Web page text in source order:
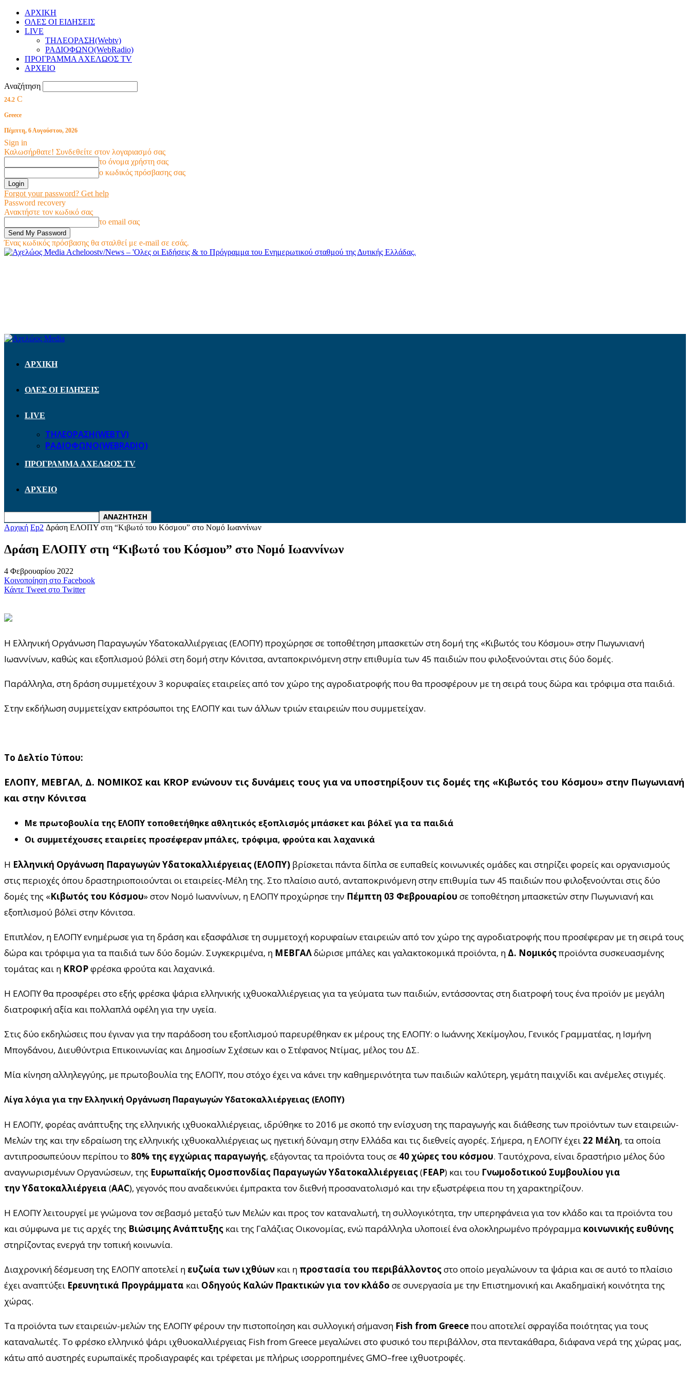
ΑΡΧΙΚΗ
ΟΛΕΣ ΟΙ ΕΙΔΗΣΕΙΣ
LIVE
ΤΗΛΕΟΡΑΣΗ(Webtv)
ΡΑΔΙΟΦΩΝΟ(WebRadio)
ΠΡΟΓΡΑΜΜΑ ΑΧΕΛΩΟΣ TV
ΑΡΧΕΙΟ
Αναζήτηση
24.2 C
Greece
Πέμπτη, 6 Αυγούστου, 2026
Sign in
Καλωσήρθατε! Συνδεθείτε στον λογαριασμό σας
το όνομα χρήστη σας
ο κωδικός πρόσβασης σας
Forgot your password? Get help
Password recovery
Ανακτήστε τον κωδικό σας
το email σας
Ένας κωδικός πρόσβασης θα σταλθεί με e-mail σε εσάς.
Acheloostv/News – 'Ολες οι Ειδήσεις & το Πρόγραμμα του Ενημερωτικού σταθμού της Δυτικής Ελλάδας.
ΑΡΧΙΚΗ
ΟΛΕΣ ΟΙ ΕΙΔΗΣΕΙΣ
LIVE
ΤΗΛΕΟΡΑΣΗ(WEBTV)
ΡΑΔΙΟΦΩΝΟ(WEBRADIO)
ΠΡΟΓΡΑΜΜΑ ΑΧΕΛΩΟΣ TV
ΑΡΧΕΙΟ
Αρχική Ep2 Δράση ΕΛΟΠΥ στη “Κιβωτό του Κόσμου” στο Νομό Ιωαννίνων
Δράση ΕΛΟΠΥ στη “Κιβωτό του Κόσμου” στο Νομό Ιωαννίνων
4 Φεβρουαρίου 2022
Κοινοποίηση στο Facebook
Κάντε Tweet στο Twitter
Η Ελληνική Οργάνωση Παραγωγών Υδατοκαλλιέργειας (ΕΛΟΠΥ) προχώρησε σε τοποθέτηση μπασκετών στη δομή της «Κιβωτός του Κόσμου» στην Πωγωνιανή
Ιωαννίνων, καθώς και εξοπλισμού βόλεϊ στη δομή στην Κόνιτσα, ανταποκρινόμενη στην επιθυμία των 45 παιδιών που φιλοξενούνται στις δύο δομές.
Παράλληλα, στη δράση συμμετέχουν 3 κορυφαίες εταιρείες από τον χώρο της αγροδιατροφής που θα προσφέρουν με τη σειρά τους δώρα και τρόφιμα στα παιδιά.
Στην εκδήλωση συμμετείχαν εκπρόσωποι της ΕΛΟΠΥ και των άλλων τριών εταιρειών που συμμετείχαν.
Το Δελτίο Τύπου:
ΕΛΟΠΥ, ΜΕΒΓΑΛ, Δ. ΝΟΜΙΚΟΣ και KROP ενώνουν τις δυνάμεις τους για να υποστηρίξουν τις δομές της «Κιβωτός του Κόσμου» στην Πωγωνιανή
και στην Κόνιτσα
Με πρωτοβουλία της ΕΛΟΠΥ τοποθετήθηκε αθλητικός εξοπλισμός μπάσκετ και βόλεϊ για τα παιδιά
Οι συμμετέχουσες εταιρείες προσέφεραν μπάλες, τρόφιμα, φρούτα και λαχανικά
Η Ελληνική Οργάνωση Παραγωγών Υδατοκαλλιέργειας (ΕΛΟΠΥ) βρίσκεται πάντα δίπλα σε ευπαθείς κοινωνικές ομάδες και στηρίζει φορείς και οργανισμούς
στις περιοχές όπου δραστηριοποιούνται οι εταιρείες-Μέλη της. Στο πλαίσιο αυτό, ανταποκρινόμενη στην επιθυμία των 45 παιδιών που φιλοξενούνται στις δύο
δομές της «Κιβωτός του Κόσμου» στον Νομό Ιωαννίνων, η ΕΛΟΠΥ προχώρησε την Πέμπτη 03 Φεβρουαρίου σε τοποθέτηση μπασκετών στην Πωγωνιανή και
εξοπλισμού βόλεϊ στην Κόνιτσα.
Επιπλέον, η ΕΛΟΠΥ ενημέρωσε για τη δράση και εξασφάλισε τη συμμετοχή κορυφαίων εταιρειών από τον χώρο της αγροδιατροφής που προσέφεραν με τη σειρά τους
δώρα και τρόφιμα για τα παιδιά των δύο δομών. Συγκεκριμένα, η ΜΕΒΓΑΛδώρισε μπάλες και γαλακτοκομικά προϊόντα, η Δ. Νομικόςπροϊόντα συσκευασμένης
τομάτας και η ΚROPφρέσκα φρούτα και λαχανικά.
Η ΕΛΟΠΥ θα προσφέρει στο εξής φρέσκα ψάρια ελληνικής ιχθυοκαλλιέργειας για τα γεύματα των παιδιών, εντάσσοντας στη διατροφή τους ένα προϊόν με μεγάλη
διατροφική αξία και πολλαπλά οφέλη για την υγεία.
Στις δύο εκδηλώσεις που έγιναν για την παράδοση του εξοπλισμού παρευρέθηκαν εκ μέρους της ΕΛΟΠΥ: ο Ιωάννης Χεκίμογλου, Γενικός Γραμματέας, η Ισμήνη
Μπογδάνου, Διευθύντρια Επικοινωνίας και Δημοσίων Σχέσεων και ο Στέφανος Ντίμας, μέλος του ΔΣ.
Μία κίνηση αλληλεγγύης, με πρωτοβουλία της ΕΛΟΠΥ, που στόχο έχει να κάνει την καθημερινότητα των παιδιών καλύτερη, γεμάτη παιχνίδι και ανέμελες στιγμές.
Λίγα λόγια για την Ελληνική Οργάνωση Παραγωγών Υδατοκαλλιέργειας (ΕΛΟΠΥ)
Η ΕΛΟΠΥ, φορέας ανάπτυξης της ελληνικής ιχθυοκαλλιέργειας, ιδρύθηκε το 2016 με σκοπό την ενίσχυση της παραγωγής και διάθεσης των προϊόντων των εταιρειών-
Μελών της και την εδραίωση της ελληνικής ιχθυοκαλλιέργειας ως ηγετική δύναμη στην Ελλάδα και τις διεθνείς αγορές. Σήμερα, η ΕΛΟΠΥ έχει 22 Μέλη, τα οποία
αντιπροσωπεύουν περίπου το 80% της εγχώριας παραγωγής, εξάγοντας τα προϊόντα τους σε 40 χώρες του κόσμου. Ταυτόχρονα, είναι δραστήριο μέλος δύο
αναγνωρισμένων Οργανώσεων, της Ευρωπαϊκής Ομοσπονδίας Παραγωγών Υδατοκαλλιέργειας(FEAP) και του Γνωμοδοτικού Συμβουλίου για
τηνΥδατοκαλλιέργεια (AAC), γεγονός που αναδεικνύει έμπρακτα τον διεθνή προσανατολισμό και την εξωστρέφεια που τη χαρακτηρίζουν.
Η ΕΛΟΠΥ λειτουργεί με γνώμονα τον σεβασμό μεταξύ των Μελών και προς τον καταναλωτή, τη συλλογικότητα, την υπερηφάνεια για τον κλάδο και τα προϊόντα του
και σύμφωνα με τις αρχές της Βιώσιμης Ανάπτυξης και της Γαλάζιας Οικονομίας, ενώ παράλληλα υλοποιεί ένα ολοκληρωμένο πρόγραμμα κοινωνικής ευθύνης
στηρίζοντας ενεργά την τοπική κοινωνία.
Διαχρονική δέσμευση της ΕΛΟΠΥ αποτελεί η ευζωία των ιχθύων και η προστασία του περιβάλλοντοςστο οποίο μεγαλώνουν τα ψάρια και σε αυτό το πλαίσιο
έχει αναπτύξει Ερευνητικά Προγράμματα και Οδηγούς Καλών Πρακτικών για τον κλάδο σε συνεργασία με την Επιστημονική και Ακαδημαϊκή κοινότητα της
χώρας.
Τα προϊόντα των εταιρειών-μελών της ΕΛΟΠΥ φέρουν την πιστοποίηση και συλλογική σήμανση Fish from Greeceπου αποτελεί σφραγίδα ποιότητας για τους
καταναλωτές. Το φρέσκο ελληνικό ψάρι ιχθυοκαλλιέργειας Fish from Greece μεγαλώνει στο φυσικό του περιβάλλον, στα πεντακάθαρα, διάφανα νερά της χώρας μας,
κάτω από αυστηρές ευρωπαϊκές προδιαγραφές και τρέφεται με πλήρως ισορροπημένες GMO–free ιχθυοτροφές.